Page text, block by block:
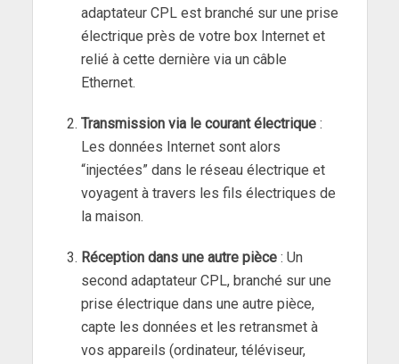
adaptateur CPL est branché sur une prise
électrique près de votre box Internet et
relié à cette dernière via un câble
Ethernet.
Transmission via le courant électrique:
Les données Internet sont alors
“injectées” dans le réseau électrique et
voyagent à travers les fils électriques de
la maison.
Réception dans une autre pièce: Un
second adaptateur CPL, branché sur une
prise électrique dans une autre pièce,
capte les données et les retransmet à
vos appareils (ordinateur, téléviseur,